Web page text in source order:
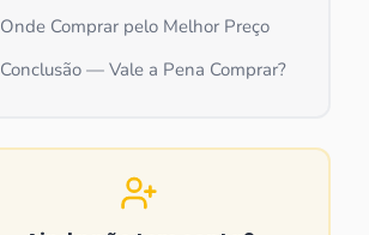
Onde Comprar pelo Melhor Preço
Conclusão — Vale a Pena Comprar?